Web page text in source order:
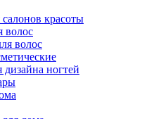
красоты
волос
волос
ногтей